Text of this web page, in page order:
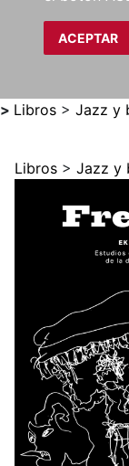
ACEPTAR
> Libros > Jazz y
Libros > Jazz y